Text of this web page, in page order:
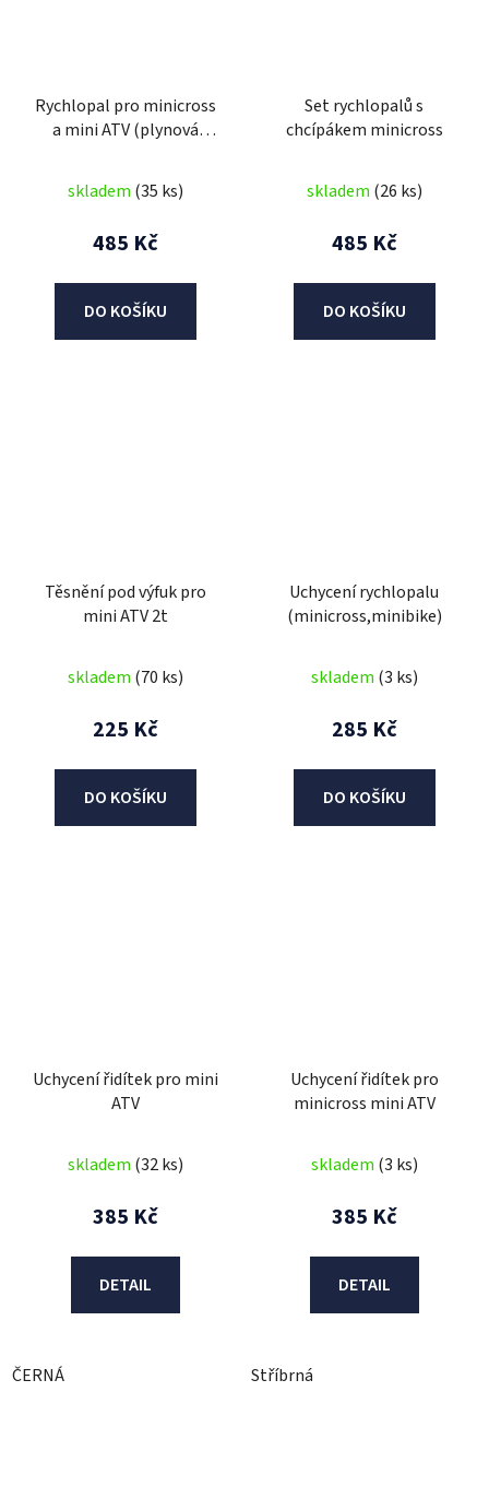
Rychlopal pro minicross
a mini ATV (plynová
skladem (35 ks)
485 Kč
DO KOŠÍKU
Set rychlopalů s
chcípákem minicross
skladem (26 ks)
485 Kč
DO KOŠÍKU
Těsnění pod výfuk pro
mini ATV 2t
skladem (70 ks)
225 Kč
DO KOŠÍKU
Uchycení rychlopalu
(minicross,minibike)
skladem (3 ks)
285 Kč
DO KOŠÍKU
Uchycení řidítek pro mini
ATV
skladem (32 ks)
385 Kč
DETAIL
ČERNÁ
Uchycení řidítek pro
minicross mini ATV
skladem (3 ks)
385 Kč
DETAIL
Stříbrná